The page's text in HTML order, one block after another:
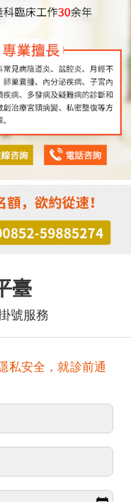
臺
號服務
私安全，就診前通